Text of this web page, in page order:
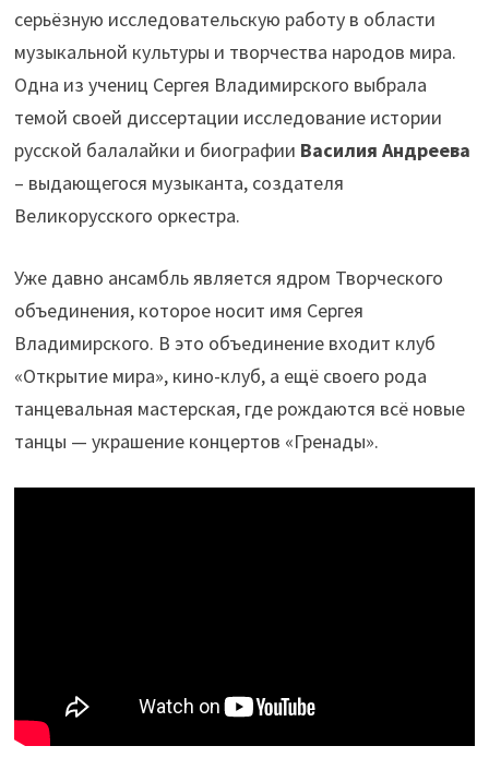
серьёзную исследовательскую работу в области
музыкальной культуры и творчества народов мира.
Одна из учениц Сергея Владимирского выбрала
темой своей диссертации исследование истории
русской балалайки и биографии Василия Андреева
– выдающегося музыканта, создателя
Великорусского оркестра.
Уже давно ансамбль является ядром Творческого
объединения, которое носит имя Сергея
Владимирского. В это объединение входит клуб
«Открытие мира», кино-клуб, а ещё своего рода
танцевальная мастерская, где рождаются всё новые
танцы — украшение концертов «Гренады».